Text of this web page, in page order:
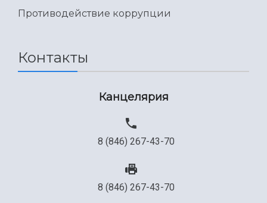
Противодействие коррупции
Контакты
Канцелярия
8 (846) 267-43-70
8 (846) 267-43-70